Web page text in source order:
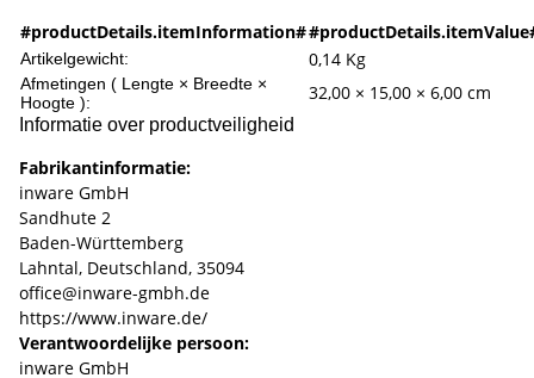
#productDetails.itemInformation#
Artikelgewicht: 0,14 Kg
Afmetingen ( Lengte × Breedte ×
Hoogte ):
32,00 × 15,00 × 6,00 cm
Informatie over productveiligheid
Fabrikantinformatie:
inware GmbH
Sandhute 2
Baden-Württemberg
Lahntal, Deutschland, 35094
office@inware-gmbh.de
https://www.inware.de/
Verantwoordelijke persoon:
inware GmbH